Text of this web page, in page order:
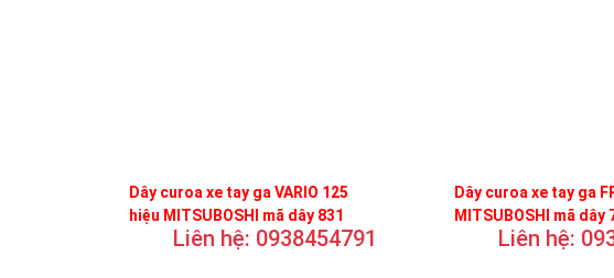
Dây curoa xe tay ga VARIO 125
hiệu MITSUBOSHI mã dây 831
Liên hệ: 0938454791
Dây curoa xe tay ga
MITSUBOSHI mã dây
Liên hệ: